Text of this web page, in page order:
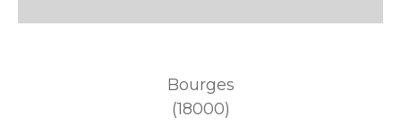
Bourges
(18000)